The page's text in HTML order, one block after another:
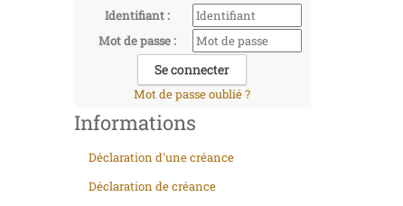
Identifiant :
Mot de passe :
Mot de passe oublié ?
Informations
Déclaration d'une créance
Déclaration de créance